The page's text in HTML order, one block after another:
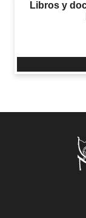
Libros y